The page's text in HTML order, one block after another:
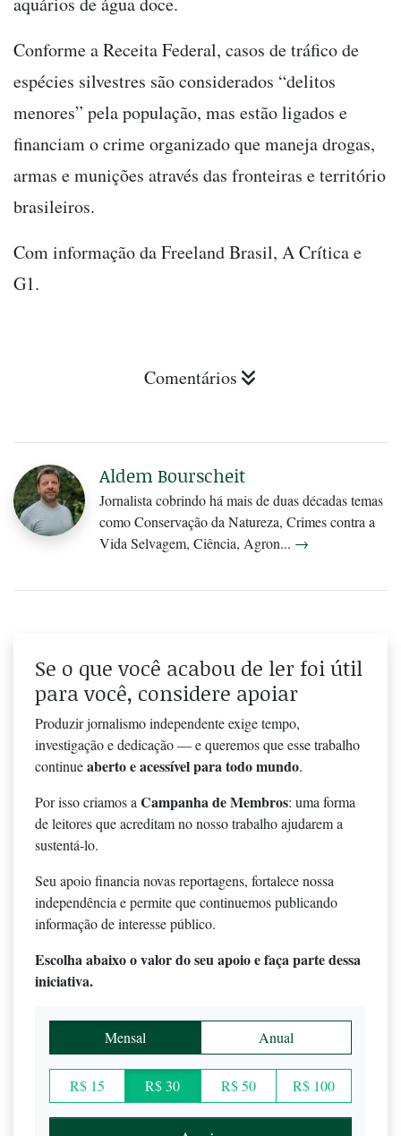
Conforme a Receita Federal, casos de tráfico de
espécies silvestres são considerados “delitos
menores” pela população, mas estão ligados e
financiam o crime organizado que maneja drogas,
armas e munições através das fronteiras e território
brasileiros.
Com informação da Freeland Brasil, A Crítica e
G1.
Comentários
Aldem Bourscheit
Jornalista cobrindo há mais de duas décadas temas
como Conservação da Natureza, Crimes contra a
Vida Selvagem, Ciência, Agron... →
Se o que você acabou de ler foi útil
para você, considere apoiar
Produzir jornalismo independente exige tempo,
investigação e dedicação — e queremos que esse trabalho
continueaberto e acessível para todo mundo.
Por isso criamos a Campanha de Membros: uma forma
de leitores que acreditam no nosso trabalho ajudarem a
sustentá-lo.
Seu apoio financia novas reportagens, fortalece nossa
independência e permite que continuemos publicando
informação de interesse público.
Escolha abaixo o valor do seu apoio e faça parte dessa
iniciativa.
Mensal Anual
R$ 15 R$ 30 R$ 50 R$ 100